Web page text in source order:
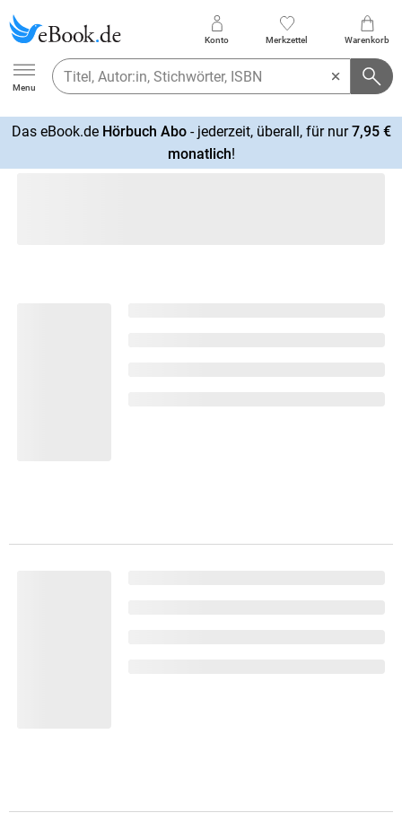
Ebook.de
Menu
Konto Merkzettel Warenkorb
Das eBook.de Hörbuch Abo- jederzeit, überall, für nur7,95 €
monatlich!